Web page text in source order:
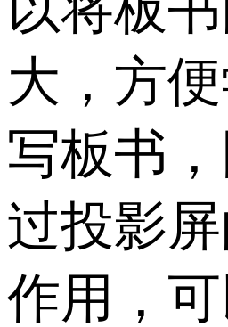
大，方
写板书
过投影
作用，